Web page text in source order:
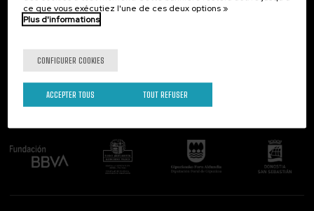
Suivez-nous
ce que vous exécutiez l'une de ces deux options »
Plus d'informations
CONFIGURER COOKIES
TOUT REFUSER
ACCEPTER TOUS